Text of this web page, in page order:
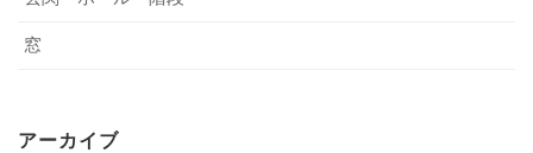
窓
アーカイブ